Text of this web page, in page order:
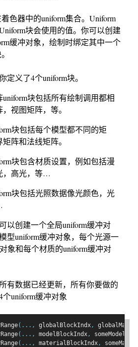
色器中的uniform集合。Uniform
块会使用的值。你可以创建
缓冲对象，绘制时绑定其中一个
定义了4个uniform块。
块包括所有绘制调用都相
视图矩阵，等。
块包括每个模型都不同的矩
阵和法线矩阵。
块包含材质设置，例如包括漫
，高光，等…
块包括光照数据像光颜色，光
以创建一个全局uniform缓冲对
型uniform缓冲对象，每个光源一
象和每个材质的uniform缓冲对
有数据已经更新，所有你要做的
uniform缓冲对象
(..., globalBlockIndx,
(..., modelBlockIndx,
(..., materialBlockIndx,